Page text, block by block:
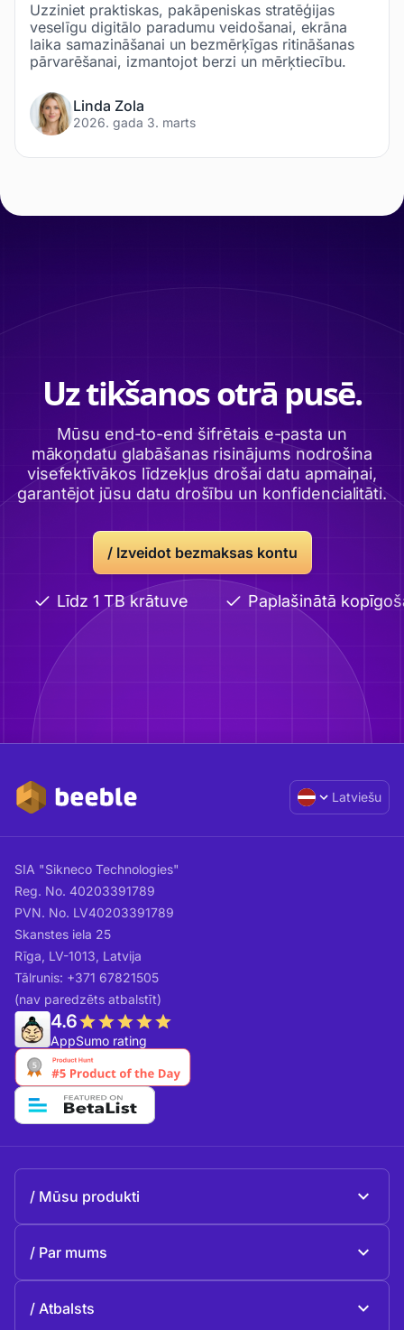
Uzziniet praktiskas, pakāpeniskas stratēģijas
veselīgu digitālo paradumu veidošanai, ekrāna
laika samazināšanai un bezmērķīgas ritināšanas
pārvarēšanai, izmantojot berzi un mērķtiecību.
Linda Zola
2026. gada 3. marts
Uz tikšanos otrā pusē.
Mūsu end-to-end šifrētais e-pasta un
mākoņdatu glabāšanas risinājums nodrošina
visefektīvākos līdzekļus drošai datu apmaiņai,
garantējot jūsu datu drošību un konfidencialitāti.
/ Izveidot bezmaksas kontu
Līdz 1 TB krātuve Paplašinātā
Latviešu
SIA "Sikneco Technologies"
Reg. No. 40203391789
PVN. No. LV40203391789
Skanstes iela 25
Rīga, LV-1013, Latvija
Tālrunis: +371 67821505
(nav paredzēts atbalstīt)
4.6
AppSumo rating
Mūsu produkti
Par mums
Atbalsts